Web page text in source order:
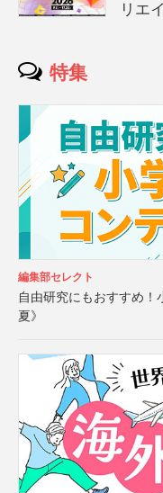
リエ
特集
編集部セレクト
自由研究にもおすすめ
夏》